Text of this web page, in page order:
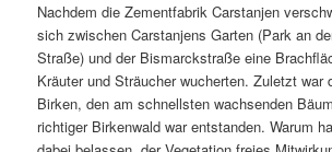
Nachdem die Zementfabrik Carstanjen
sich zwischen Carstanjens Garten (Park an
Straße) und der Bismarckstraße eine
Kräuter und Sträucher wucherten. Zuletzt war
Birken, den am schnellsten wachsenden
richtiger Birkenwald war entstanden. Warum